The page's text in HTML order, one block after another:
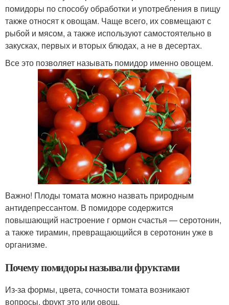
помидоры по способу обработки и употребления в пищу
также относят к овощам. Чаще всего, их совмещают с
рыбой и мясом, а также используют самостоятельно в
закусках, первых и вторых блюдах, а не в десертах.
Все это позволяет называть помидор именно овощем.
Важно! Плоды томата можно назвать природным
антидепрессантом. В помидоре содержится
повышающий настроение г ормон счастья — серотонин,
а также тирамин, превращающийся в серотонин уже в
организме.
Почему помидоры называли фруктами
Из-за формы, цвета, сочности томата возникают
вопросы, фрукт это или овощ.